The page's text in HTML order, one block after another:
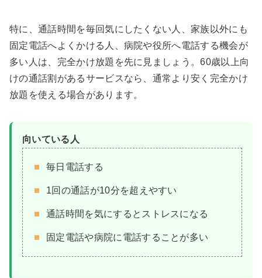
特に、通話時間を毎回気にしたくない人、家族以外にも
固定電話へよくかける人、病院や役所へ電話する機会が
多い人は、完全かけ放題を先に見ましょう。60歳以上向
けの通話割があるサービスなら、通常より安く完全かけ
放題を使える場合があります。
向いている人
毎日電話する
1回の通話が10分を超えやすい
通話時間を気にするとストレスになる
固定電話や病院に電話することが多い